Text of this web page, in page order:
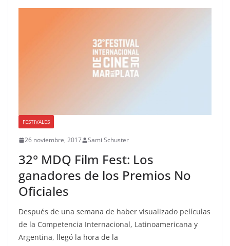
FESTIVALES
26 noviembre, 2017 Sami Schuster
32° MDQ Film Fest: Los
ganadores de los Premios No
Oficiales
Después de una semana de haber visualizado películas
de la Competencia Internacional, Latinoamericana y
Argentina, llegó la hora de la